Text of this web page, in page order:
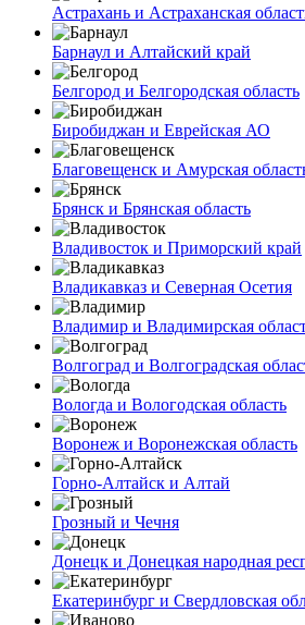
Астрахань и Астраханская
Барнаул и Алтайский край
Белгород и Белгородская область
Биробиджан и Еврейская АО
Благовещенск и Амурская
Брянск и Брянская область
Владивосток и Приморский край
Владикавказ и Северная Осетия
Владимир и Владимирская
Волгоград и Волгоградская
Вологда и Вологодская область
Воронеж и Воронежская область
Горно-Алтайск и Алтай
Грозный и Чечня
Донецк и Донецкая народная
Екатеринбург и Свердловская